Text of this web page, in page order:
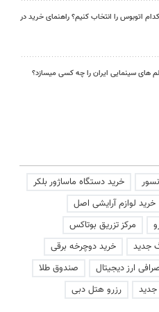
اتوبوس را انتخاب کنیم؟ راهنمای خرید در
های سینمایی ایران را چه کسی میسازد؟
خرید دستگاه ماساژور بلکر
خرید لوازم آرایشی اصل
مرکز تزریق بوتاکس
جدید
خرید دوچرخه برقی
ارز دیجیتال
صندوق طلا
جدید
رزرو هتل دبی